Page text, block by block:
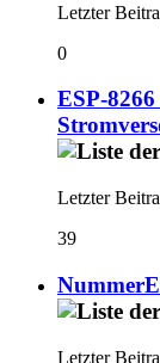
Letzter
0
ESP-
Letzter
39
Letzter